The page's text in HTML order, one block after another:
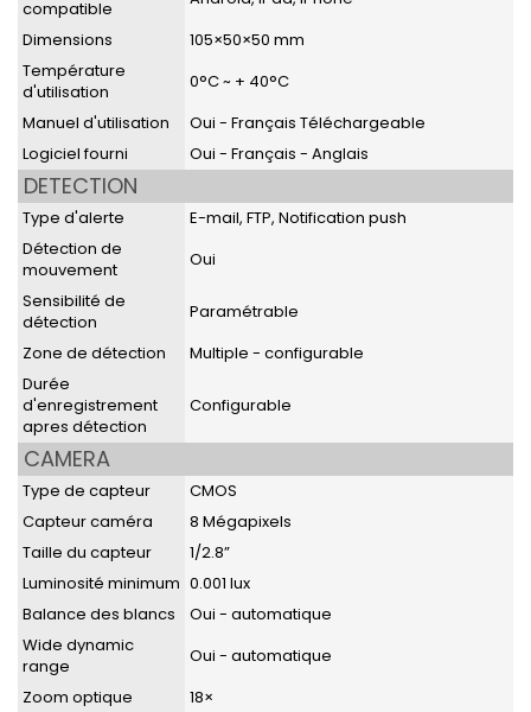
compatible
Dimensions
105×50×50 mm
Température
d'utilisation
0°C ~ + 40°C
Manuel d'utilisation
Oui - Français Téléchargeable
Logiciel fourni
Oui - Français - Anglais
DETECTION
Type d'alerte
E-mail, FTP, Notification push
Détection de
mouvement
Oui
Sensibilité de
détection
Paramétrable
Zone de détection
Multiple - configurable
Durée
d'enregistrement
apres détection
Configurable
CAMERA
Type de capteur
CMOS
Capteur caméra
8 Mégapixels
Taille du capteur
1/2.8”
Luminosité minimum 0.001 lux
Balance des blancs
Oui - automatique
Wide dynamic
range
Oui - automatique
Zoom optique
18×